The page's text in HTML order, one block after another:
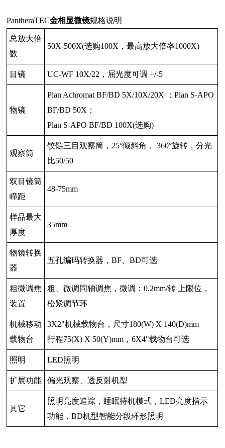
PantheraTEC金相显微镜规格说明
总放大倍
数
50X-500X(选购100X ，最高放大倍率1000X)
目镜 UC-WF 10X/22，屈光度可调 +/-5
物镜
Plan Achromat BF/BD 5X/10X/20X ；Plan S-APO
BF/BD 50X；
Plan S-APO BF/BD 100X(选购)
观察筒
铰链三目观察筒，25°倾斜角， 360°旋转，分光
比50/50
双目镜筒
瞳距
48-75mm
样品最大
厚度
35mm
物镜转换
器
五孔编码转换器，BF 、BD可选
粗微调焦
装置
粗、微调同轴调焦，微调：0.2mm/转 上限位，
松紧调节环
机械移动
载物台
3X2"机械载物台，尺寸180(W) X 140(D)mm
行程75(X) X 50(Y)mm，6X4"载物台可选
照明 LED照明
扩展功能 偏光观察、透反射机型
其它
照明亮度追踪，睡眠待机模式，LED亮度指示
功能，BD机型智能分段环形照明